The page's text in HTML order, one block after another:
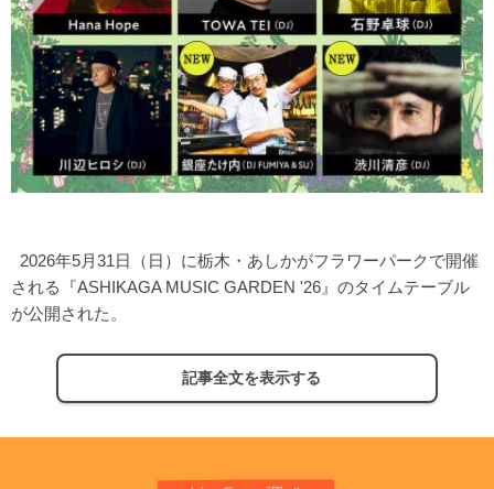
2026年5月31日（日）に栃木・あしかがフラワーパークで開催
される『ASHIKAGA MUSIC GARDEN '26』のタイムテーブル
が公開された。
記事全文を表示する